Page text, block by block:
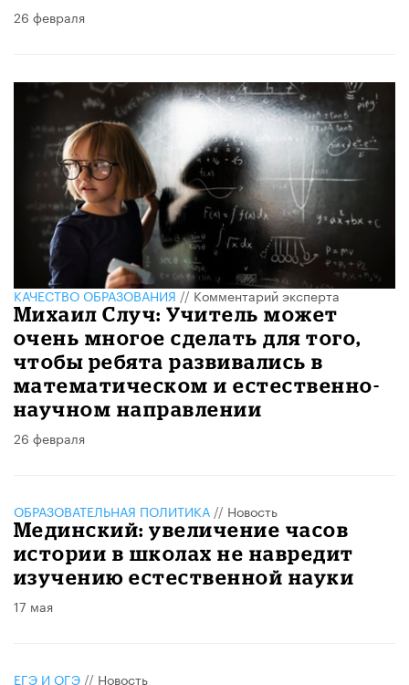
26 февраля
КАЧЕСТВО ОБРАЗОВАНИЯ//Комментарий эксперта
Михаил Случ: Учитель может
очень многое сделать для того,
чтобы ребята развивались в
математическом и естественно-
научном направлении
26 февраля
ОБРАЗОВАТЕЛЬНАЯ ПОЛИТИКА // Новость
Мединский: увеличение часов
истории в школах не навредит
изучению естественной науки
17 мая
ЕГЭ И ОГЭ // Новость